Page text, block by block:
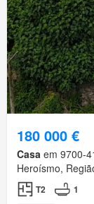
180 000 €
Casa em 9700-
Heroísmo,
T2 1